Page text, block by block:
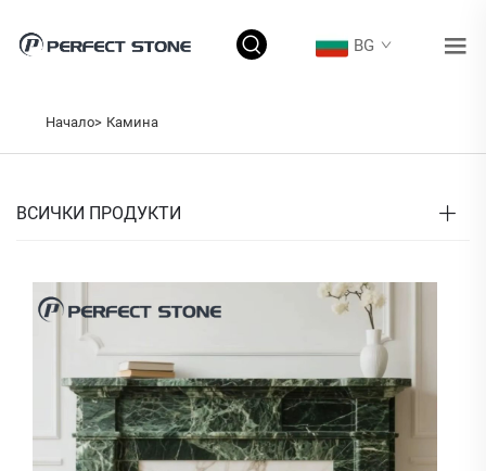
BG
Начало> Камина
ВСИЧКИ ПРОДУКТИ